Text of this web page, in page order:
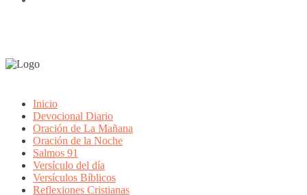
Inicio
Devocional Diario
Oración de La Mañana
Oración de la Noche
Salmos 91
Versículo del día
Versículos Bíblicos
Reflexiones Cristianas